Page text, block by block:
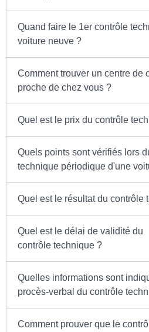
Quand faire le 1er contrôle
voiture neuve ?
Comment trouver un centre de
proche de chez vous ?
Quel est le prix du contrôle
Quels points sont vérifiés lors
technique périodique d'une
Quel est le résultat du contrôle
Quel est le délai de validité du
contrôle technique ?
Quelles informations sont
procès-verbal du contrôle
Comment prouver que le